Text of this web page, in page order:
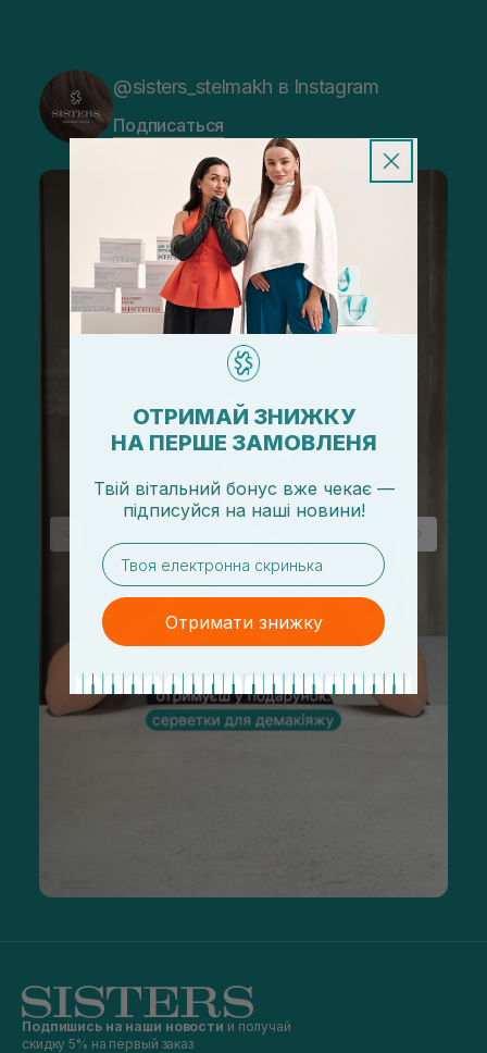
@sisters_stelmakh в Instagram
Подписаться
Подпишись на наши новости и получай
скидку 5% на первый заказ
ОТРИМАЙ ЗНИЖКУ
НА ПЕРШЕ ЗАМОВЛЕНЯ
Твій вітальний бонус вже чекає —
підписуйся на наші новини!
email
Отримати знижку